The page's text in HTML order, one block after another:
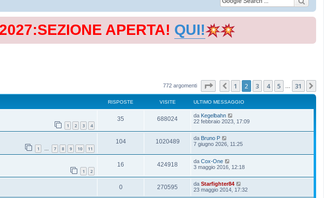
APERTA! QUI!
772 argomenti Pagina di 31
Precedente
1 2 3 4 5 31
RISPOSTE VISITE ULTIMO MESSAGGIO
1 2 3 4
35 688024 da Kegelbahn
22 febbraio 2023, 17:09
1 … 7 8 9 10 11
104 1020489 da Bruno P
7 giugno 2026, 11:25
1 2
16 424918 da Cox-One
3 maggio 2016, 12:18
0 270595 da Starfighter84
23 maggio 2014, 17:32